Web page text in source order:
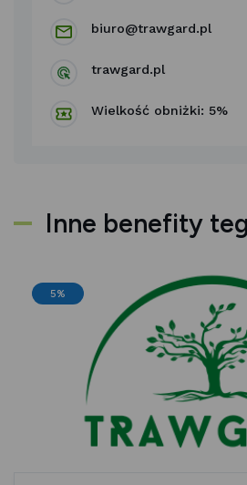
biuro@trawgard.pl
trawgard.pl
Wielkość obniżki: 5%
Inne benefity
5%